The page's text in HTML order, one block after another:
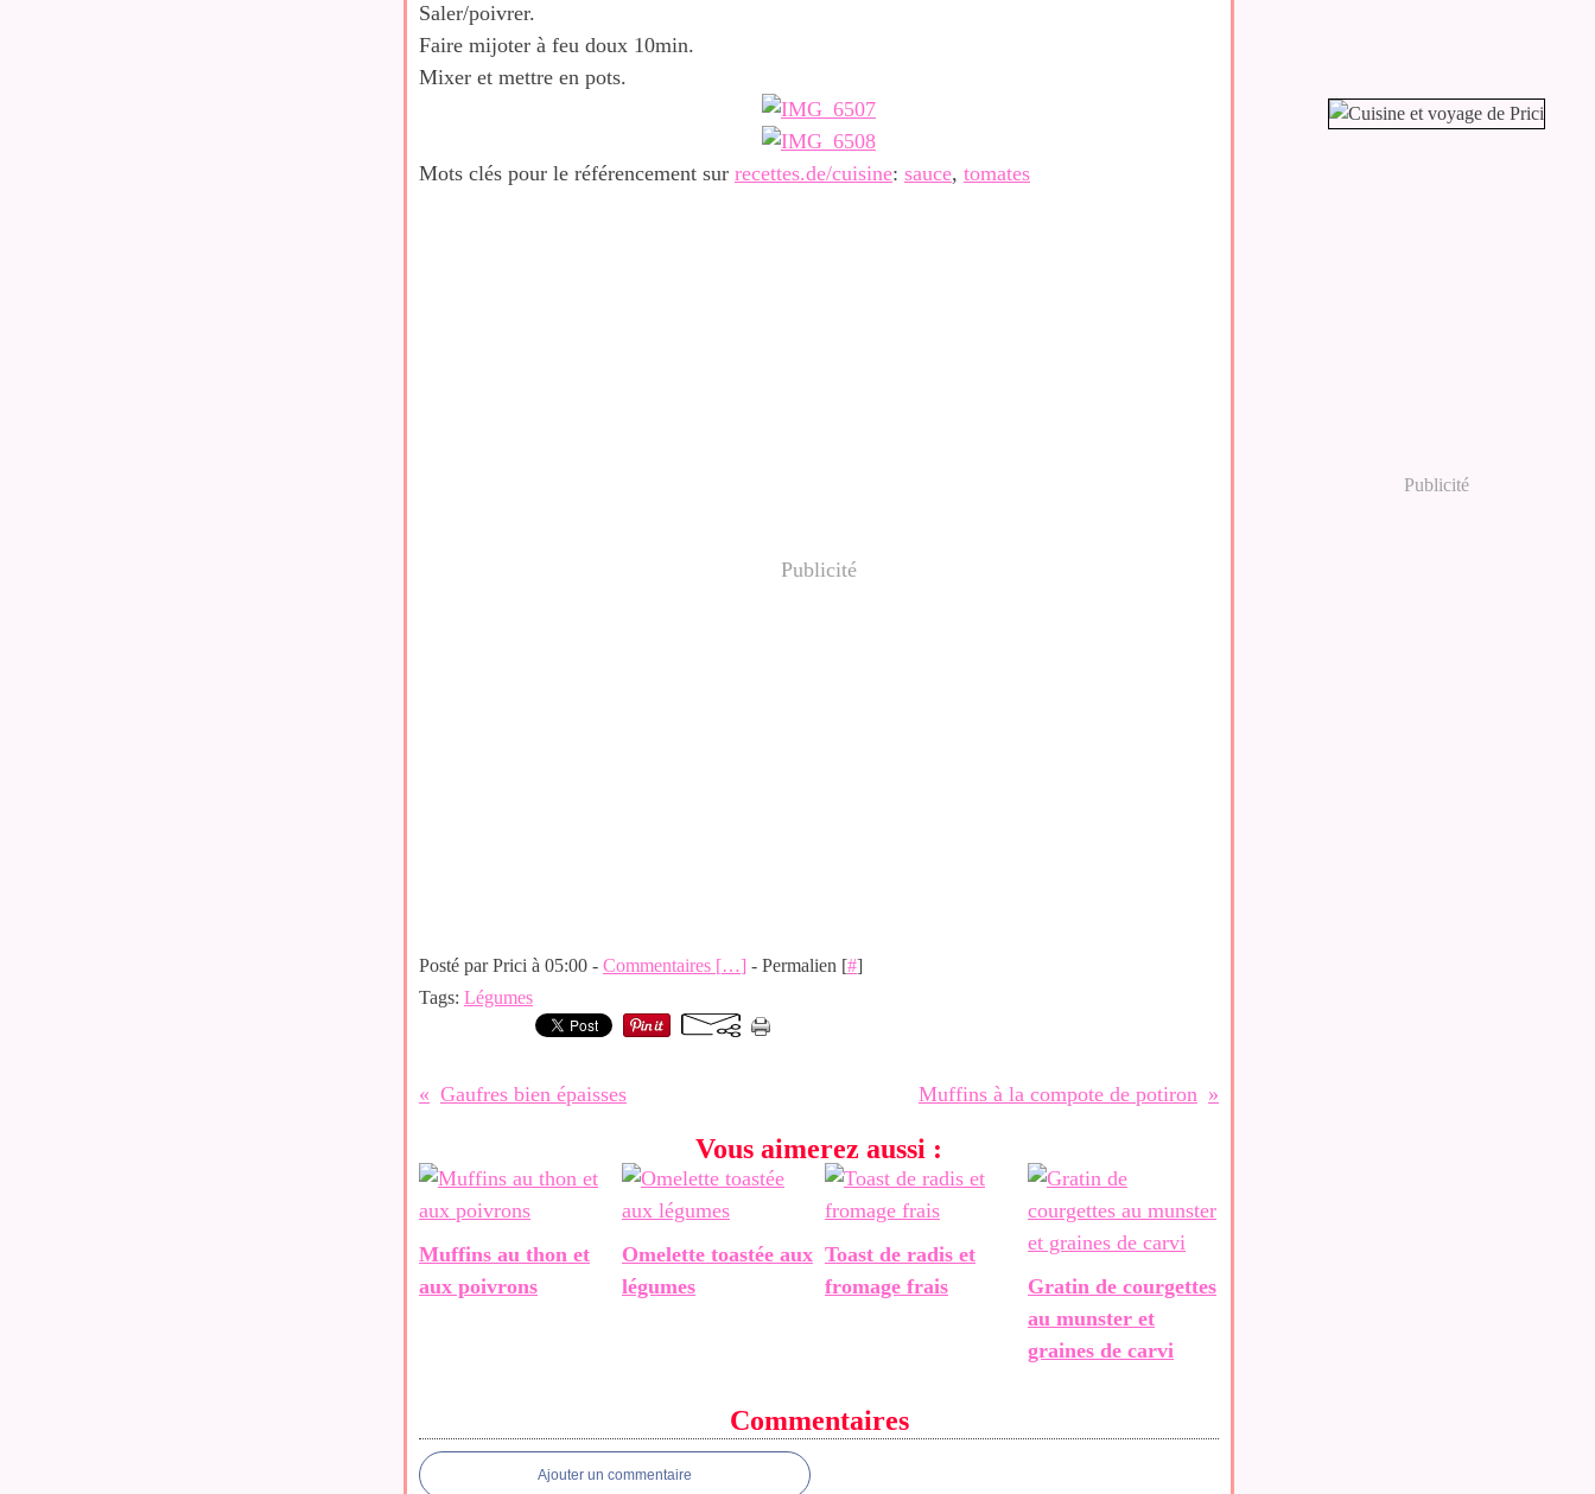
Saler/poivrer.
Faire mijoter à feu doux 10min.
Mixer et mettre en pots.
Mots clés pour le référencement sur recettes.de/cuisine: sauce, tomates
Publicité
Posté par Prici à 05:00 - Commentaires […] - Permalien [#]
Tags: Légumes
Gaufres bien épaisses Muffins à la compote de potiron
Vous aimerez aussi :
Muffins au thon et
aux poivrons
Omelette toastée aux
légumes
Toast de radis et
fromage frais
Gratin de courgettes
au munster et
graines de carvi
Commentaires
Ajouter un commentaire
Publicité